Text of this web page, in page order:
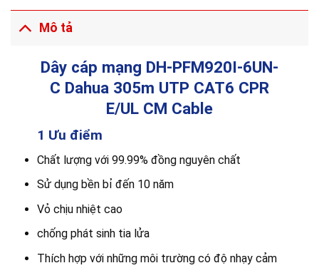
Mô tả
Dây cáp mạng DH-PFM920I-6UN-
C Dahua 305m UTP CAT6 CPR
E/UL CM Cable
1 Ưu điểm
Chất lượng với 99.99% đồng nguyên chất
Sử dụng bền bỉ đến 10 năm
Vỏ chịu nhiệt cao
chống phát sinh tia lửa
Thích hợp với những môi trường có độ nhạy cảm